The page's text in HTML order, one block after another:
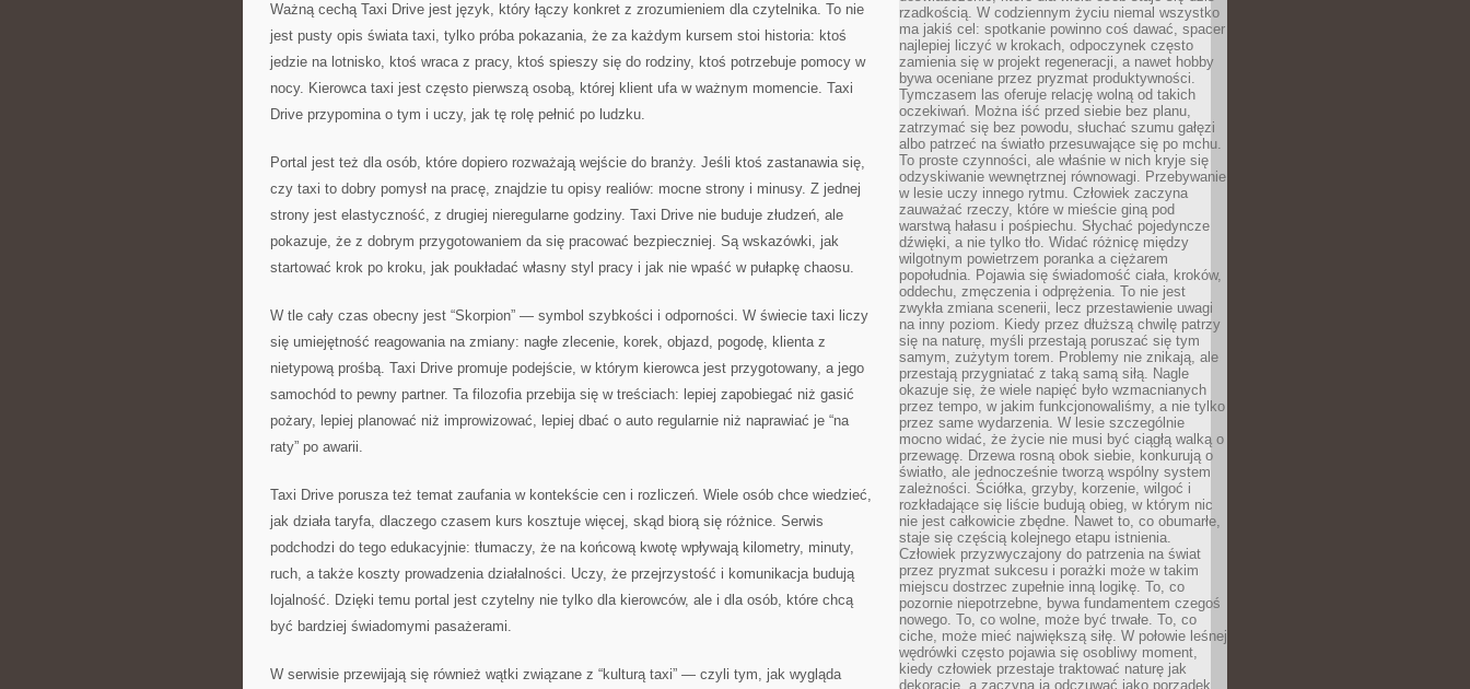
Ważną cechą Taxi Drive jest język, który łączy konkret z zrozumieniem dla czytelnika. To nie
jest pusty opis świata taxi, tylko próba pokazania, że za każdym kursem stoi historia: ktoś
jedzie na lotnisko, ktoś wraca z pracy, ktoś spieszy się do rodziny, ktoś potrzebuje pomocy w
nocy. Kierowca taxi jest często pierwszą osobą, której klient ufa w ważnym momencie. Taxi
Drive przypomina o tym i uczy, jak tę rolę pełnić po ludzku.
Portal jest też dla osób, które dopiero rozważają wejście do branży. Jeśli ktoś zastanawia się,
czy taxi to dobry pomysł na pracę, znajdzie tu opisy realiów: mocne strony i minusy. Z jednej
strony jest elastyczność, z drugiej nieregularne godziny. Taxi Drive nie buduje złudzeń, ale
pokazuje, że z dobrym przygotowaniem da się pracować bezpieczniej. Są wskazówki, jak
startować krok po kroku, jak poukładać własny styl pracy i jak nie wpaść w pułapkę chaosu.
W tle cały czas obecny jest “Skorpion” — symbol szybkości i odporności. W świecie taxi liczy
się umiejętność reagowania na zmiany: nagłe zlecenie, korek, objazd, pogodę, klienta z
nietypową prośbą. Taxi Drive promuje podejście, w którym kierowca jest przygotowany, a jego
samochód to pewny partner. Ta filozofia przebija się w treściach: lepiej zapobiegać niż gasić
pożary, lepiej planować niż improwizować, lepiej dbać o auto regularnie niż naprawiać je “na
raty” po awarii.
Taxi Drive porusza też temat zaufania w kontekście cen i rozliczeń. Wiele osób chce wiedzieć,
jak działa taryfa, dlaczego czasem kurs kosztuje więcej, skąd biorą się różnice. Serwis
podchodzi do tego edukacyjnie: tłumaczy, że na końcową kwotę wpływają kilometry, minuty,
ruch, a także koszty prowadzenia działalności. Uczy, że przejrzystość i komunikacja budują
lojalność. Dzięki temu portal jest czytelny nie tylko dla kierowców, ale i dla osób, które chcą
być bardziej świadomymi pasażerami.
W serwisie przewijają się również wątki związane z “kulturą taxi” — czyli tym, jak wygląda
rzadkością. W codziennym życiu niemal wszystko
ma jakiś cel: spotkanie powinno coś dawać, spacer
najlepiej liczyć w krokach, odpoczynek często
zamienia się w projekt regeneracji, a nawet hobby
bywa oceniane przez pryzmat produktywności.
Tymczasem las oferuje relację wolną od takich
oczekiwań. Można iść przed siebie bez planu,
zatrzymać się bez powodu, słuchać szumu gałęzi
albo patrzeć na światło przesuwające się po mchu.
To proste czynności, ale właśnie w nich kryje się
odzyskiwanie wewnętrznej równowagi. Przebywanie
w lesie uczy innego rytmu. Człowiek zaczyna
zauważać rzeczy, które w mieście giną pod
warstwą hałasu i pośpiechu. Słychać pojedyncze
dźwięki, a nie tylko tło. Widać różnicę między
wilgotnym powietrzem poranka a ciężarem
popołudnia. Pojawia się świadomość ciała, kroków,
oddechu, zmęczenia i odprężenia. To nie jest
zwykła zmiana scenerii, lecz przestawienie uwagi
na inny poziom. Kiedy przez dłuższą chwilę patrzy
się na naturę, myśli przestają poruszać się tym
samym, zużytym torem. Problemy nie znikają, ale
przestają przygniatać z taką samą siłą. Nagle
okazuje się, że wiele napięć było wzmacnianych
przez tempo, w jakim funkcjonowaliśmy, a nie tylko
przez same wydarzenia. W lesie szczególnie
mocno widać, że życie nie musi być ciągłą walką o
przewagę. Drzewa rosną obok siebie, konkurują o
światło, ale jednocześnie tworzą wspólny system
zależności. Ściółka, grzyby, korzenie, wilgoć i
rozkładające się liście budują obieg, w którym nic
nie jest całkowicie zbędne. Nawet to, co obumarłe,
staje się częścią kolejnego etapu istnienia.
Człowiek przyzwyczajony do patrzenia na świat
przez pryzmat sukcesu i porażki może w takim
miejscu dostrzec zupełnie inną logikę. To, co
pozornie niepotrzebne, bywa fundamentem czegoś
nowego. To, co wolne, może być trwałe. To, co
ciche, może mieć największą siłę. W połowie leśnej
wędrówki często pojawia się osobliwy moment,
kiedy człowiek przestaje traktować naturę jak
dekorację, a zaczyna ją odczuwać jako porządek